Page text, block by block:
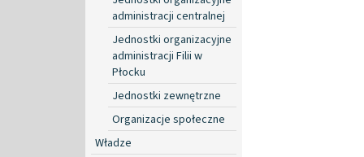
administracji centralnej
Jednostki organizacyjne
administracji Filii w
Płocku
Jednostki zewnętrzne
Organizacje społeczne
Władze